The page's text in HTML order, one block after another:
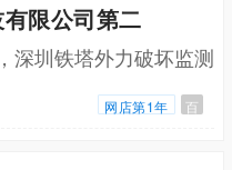
限公司第二
深圳铁塔外力破坏监测
网店第1年 百